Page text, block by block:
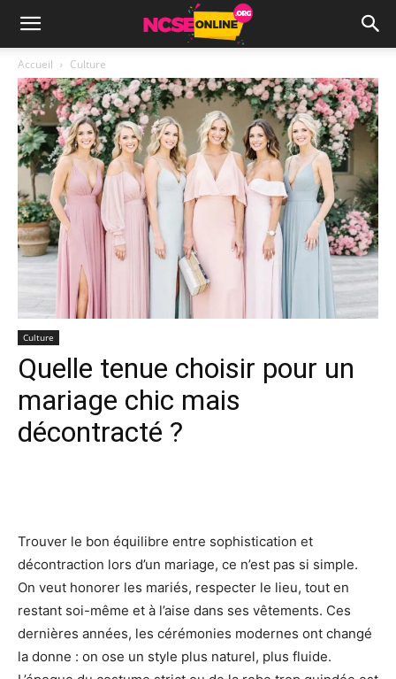
Accueil Culture
Culture
Quelle tenue choisir pour un
mariage chic mais
décontracté ?
Trouver le bon équilibre entre sophistication et
décontraction lors d’un mariage, ce n’est pas si simple.
On veut honorer les mariés, respecter le lieu, tout en
restant soi-même et à l’aise dans ses vêtements. Ces
dernières années, les cérémonies modernes ont changé
la donne : on ose un style plus naturel, plus fluide.